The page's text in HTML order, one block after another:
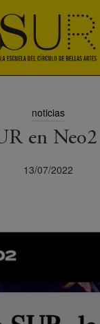
noticias
en
13/07/2022